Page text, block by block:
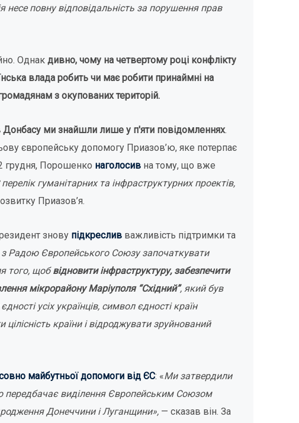
несе повну відповідальність за порушення прав
Однакдивно, чому на четвертому році конфлікту
влада робить чи має робити принаймні на
з окупованих територій.
ми знайшли лише у п'яти повідомленнях.
європейську допомогу Приазов’ю, яке потерпає
грудня, Порошенко наголосив на тому, що вже
гуманітарних та інфраструктурних проектів,
Приазов’я.
знову підкреслив важливість підтримки та
Радою Європейського Союзу започаткувати
того, щобвідновити інфраструктуру, забезпечити
мікрорайону Маріуполя “Східний”, який був
усіх українців, символ єдності країн
країни і відроджувати зруйнований
майбутньої допомоги від ЄС: «Ми затвердили
передбачає виділення Європейським Союзом
Донеччини і Луганщини», — сказав він. За